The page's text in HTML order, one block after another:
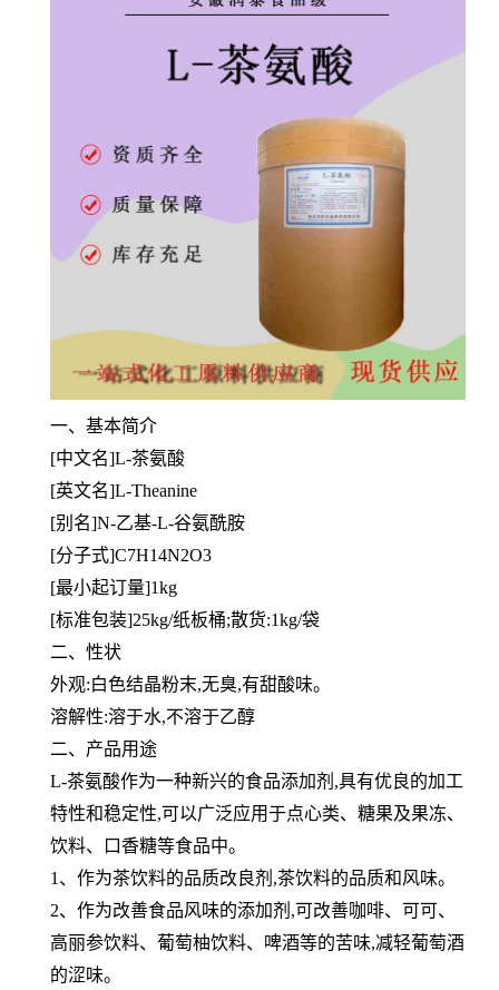
一、 基本简介
[中文名]L-茶氨酸
[英文名]L-Theanine
[别名]N-乙基-L-谷氨酰胺
[分子式]C7H14N2O3
[最小起订量]1kg
[标准包装]25kg/纸板桶;散货:1kg/袋
二、性状
外观:白色结晶粉末,无臭,有甜酸味。
溶解性:溶于水,不溶于乙醇
二、产品用途
L-茶氨酸作为一种新兴的食品添加剂,具有优良的加工
特性和稳定性,可以广泛应用于点心类、糖果及果冻、
饮料、口香糖等食品中。
1、作为茶饮料的品质改良剂,茶饮料的品质和风味。
2、作为改善食品风味的添加剂,可改善咖啡、可可、
高丽参饮料、葡萄柚饮料、啤酒等的苦味,减轻葡萄酒
的涩味。